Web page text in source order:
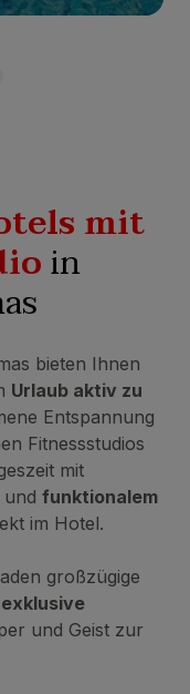
mit
in
bieten Ihnen
Urlaub aktiv zu
Entspannung
Fitnessstudios
mit
und funktionalem
im Hotel.
großzügige
exklusive
und Geist zur